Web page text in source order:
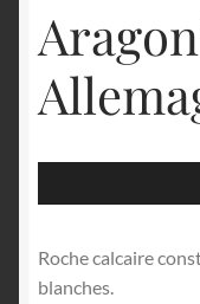
Roche calcaire
blanches.